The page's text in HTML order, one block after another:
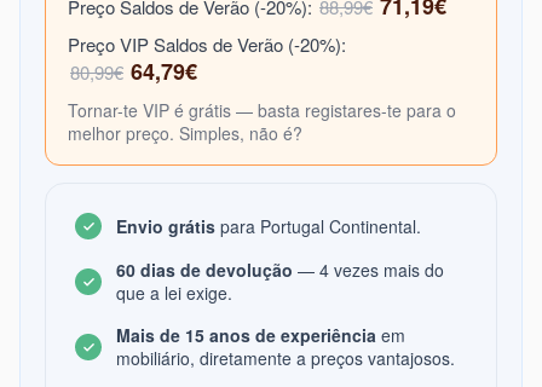
Preço Saldos de Verão (-20%): 88,99€
Preço VIP Saldos de Verão (-20%):
80,99€ 64,79€
Tornar-te VIP é grátis — basta registares-te para o
melhor preço. Simples, não é?
Envio grátis para Portugal Continental.
60 dias de devolução — 4 vezes mais do
que a lei exige.
Mais de 15 anos de experiência em
mobiliário, diretamente a preços vantajosos.